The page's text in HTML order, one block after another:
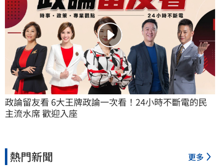
政論留友看 6大王牌政論一次看！24小時不斷電的民
主流水席 歡迎入座
熱門新聞 更多